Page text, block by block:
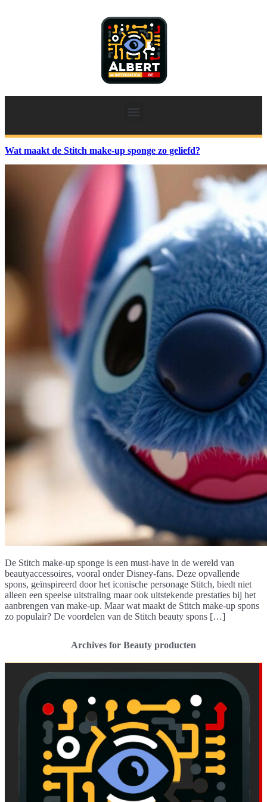
Wat maakt de Stitch make-up sponge zo geliefd?
De Stitch make-up sponge is een must-have in de wereld van
beautyaccessoires, vooral onder Disney-fans. Deze opvallende
spons, geïnspireerd door het iconische personage Stitch, biedt niet
alleen een speelse uitstraling maar ook uitstekende prestaties bij het
aanbrengen van make-up. Maar wat maakt de Stitch make-up spons
zo populair? De voordelen van de Stitch beauty spons […]
Archives for Beauty producten